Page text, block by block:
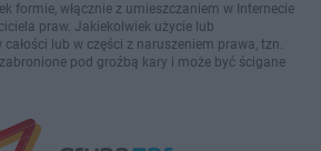
formie, włącznie z umieszczaniem w Internecie
praw. Jakiekolwiek użycie lub
lub w części z naruszeniem prawa, tzn.
pod groźbą kary i może być ścigane